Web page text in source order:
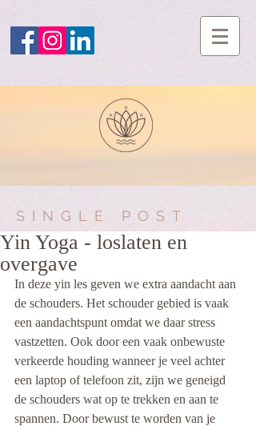
SINGLE POST
Yin Yoga - loslaten en
overgave
In deze yin les geven we extra aandacht aan
de schouders. Het schouder gebied is vaak
een aandachtspunt omdat we daar stress
vastzetten. Ook door een vaak onbewuste
verkeerde houding wanneer je veel achter
een laptop of telefoon zit, zijn we geneigd
de schouders wat op te trekken en aan te
spannen. Door bewust te worden van je